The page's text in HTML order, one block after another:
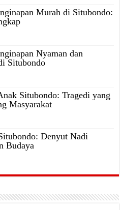
Murah di Situbondo:
Nyaman dan
Situbondo
Situbondo: Tragedi yang
Masyarakat
Denyut Nadi
Budaya